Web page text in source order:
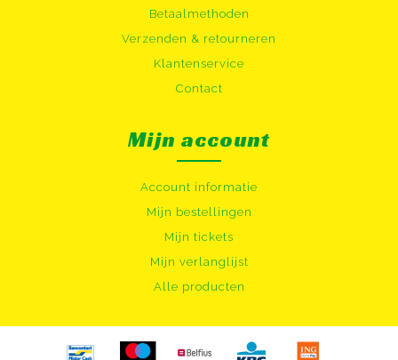
Betaalmethoden
Verzenden & retourneren
Klantenservice
Contact
Mijn account
Account informatie
Mijn bestellingen
Mijn tickets
Mijn verlanglijst
Alle producten